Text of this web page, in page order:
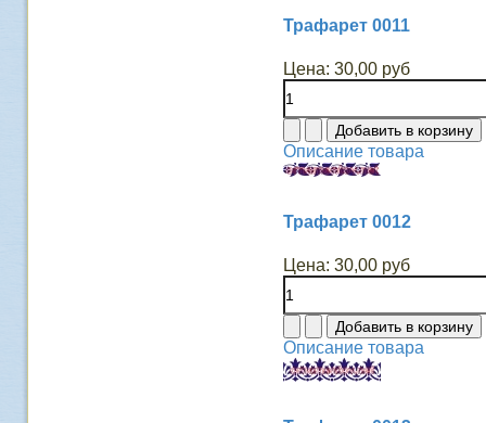
Трафарет 0011
Цена: 30,00 руб
Описание товара
Трафарет 0012
Цена: 30,00 руб
Описание товара